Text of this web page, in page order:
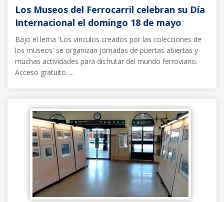
Los Museos del Ferrocarril celebran su Día
Internacional el domingo 18 de mayo
Bajo el lema 'Los vínculos creados por las colecciones de
los museos' se organizan jornadas de puertas abiertas y
muchas actividades para disfrutar del mundo ferroviario.
Acceso gratuito. ...